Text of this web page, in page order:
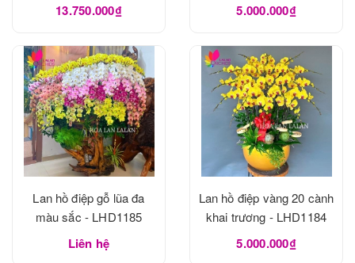
13.750.000₫ 5.000.000₫
Lan hồ điệp gỗ lũa đa
màu sắc - LHD1185
Liên hệ
Lan hồ điệp vàng 20 cành
khai trương - LHD1184
5.000.000₫